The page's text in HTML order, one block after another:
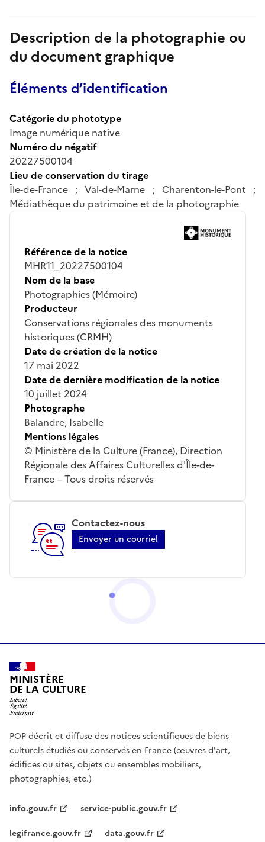
Description de la photographie ou
du document graphique
Éléments d’identification
Catégorie du phototype
Image numérique native
Numéro du négatif
20227500104
Lieu de conservation du tirage
Île-de-France ; Val-de-Marne ; Charenton-le-Pont ;
Médiathèque du patrimoine et de la photographie
Référence de la notice
MHR11_20227500104
Nom de la base
Photographies (Mémoire)
Producteur
Conservations régionales des monuments
historiques (CRMH)
Date de création de la notice
17 mai 2022
Date de dernière modification de la notice
10 juillet 2024
Photographe
Balandre, Isabelle
Mentions légales
© Ministère de la Culture (France), Direction
Régionale des Affaires Culturelles d'Île-de-
France – Tous droits réservés
Contactez-nous
Envoyer un courriel
MINISTÈRE
DE LA CULTURE
POP décrit et diffuse des notices scientifiques de biens
culturels étudiés ou conservés en France (œuvres d'art,
édifices ou sites, objets ou ensembles mobiliers,
photographies, etc.)
info.gouv.fr
service-public.gouv.fr
legifrance.gouv.fr
data.gouv.fr